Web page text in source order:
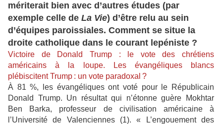
mériterait bien avec d’autres études (par
exemple celle de La Vie) d’être relu au sein
d’équipes paroissiales. Comment se situe la
droite catholique dans le courant lepéniste ?
Victoire de Donald Trump : le vote des chrétiens
américains à la loupe.
Les évangéliques blancs
plébiscitent Trump : un vote paradoxal ?
À 81 %, les évangéliques ont voté pour le Républicain
Donald Trump. Un résultat qui n’étonne guère Mokhtar
Ben Barka, professeur de civilisation américaine à
l’Université de Valenciennes (1). « L’engouement des